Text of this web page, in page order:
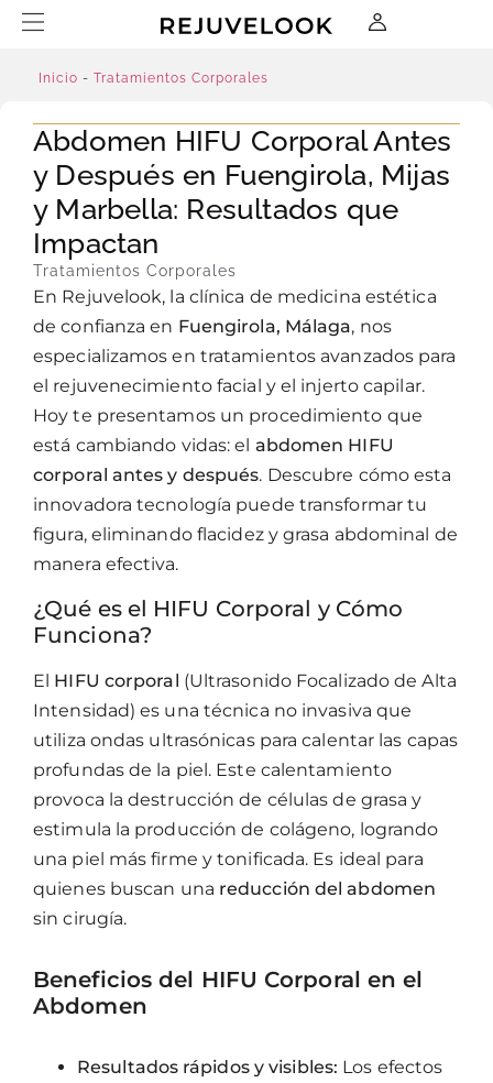
Inicio - Tratamientos Corporales
Abdomen HIFU Corporal Antes
y Después en Fuengirola, Mijas
y Marbella: Resultados que
Impactan
Tratamientos Corporales
En Rejuvelook, la clínica de medicina estética
de confianza en Fuengirola, Málaga, nos
especializamos en tratamientos avanzados para
el rejuvenecimiento facial y el injerto capilar.
Hoy te presentamos un procedimiento que
está cambiando vidas: el abdomen HIFU
corporal antes y después. Descubre cómo esta
innovadora tecnología puede transformar tu
figura, eliminando flacidez y grasa abdominal de
manera efectiva.
¿Qué es el HIFU Corporal y Cómo
Funciona?
El HIFU corporal (Ultrasonido Focalizado de Alta
Intensidad) es una técnica no invasiva que
utiliza ondas ultrasónicas para calentar las capas
profundas de la piel. Este calentamiento
provoca la destrucción de células de grasa y
estimula la producción de colágeno, logrando
una piel más firme y tonificada. Es ideal para
quienes buscan una reducción del abdomen
sin cirugía.
Beneficios del HIFU Corporal en el
Abdomen
Resultados rápidos y visibles: Los efectos